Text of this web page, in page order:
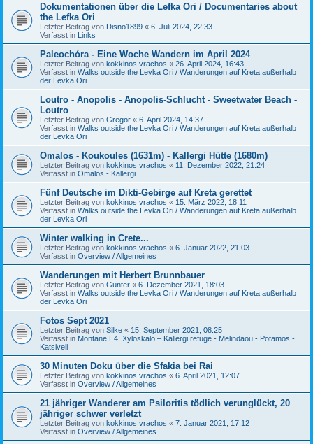
Dokumentationen über die Lefka Ori / Documentaries about
the Lefka Ori
Letzter Beitrag von Disno1899 « 6. Juli 2024, 22:33
Verfasst in Links
Paleochóra - Eine Woche Wandern im April 2024
Letzter Beitrag von kokkinos vrachos « 26. April 2024, 16:43
Verfasst in Walks outside the Levka Ori / Wanderungen auf Kreta außerhalb
der Levka Ori
Loutro - Anopolis - Anopolis-Schlucht - Sweetwater Beach -
Loutro
Letzter Beitrag von Gregor « 6. April 2024, 14:37
Verfasst in Walks outside the Levka Ori / Wanderungen auf Kreta außerhalb
der Levka Ori
Omalos - Koukoules (1631m) - Kallergi Hütte (1680m)
Letzter Beitrag von kokkinos vrachos « 11. Dezember 2022, 21:24
Verfasst in Omalos - Kallergi
Fünf Deutsche im Dikti-Gebirge auf Kreta gerettet
Letzter Beitrag von kokkinos vrachos « 15. März 2022, 18:11
Verfasst in Walks outside the Levka Ori / Wanderungen auf Kreta außerhalb
der Levka Ori
Winter walking in Crete...
Letzter Beitrag von kokkinos vrachos « 6. Januar 2022, 21:03
Verfasst in Overview / Allgemeines
Wanderungen mit Herbert Brunnbauer
Letzter Beitrag von Günter « 6. Dezember 2021, 18:03
Verfasst in Walks outside the Levka Ori / Wanderungen auf Kreta außerhalb
der Levka Ori
Fotos Sept 2021
Letzter Beitrag von Silke « 15. September 2021, 08:25
Verfasst in Montane E4: Xyloskalo – Kallergi refuge - Melindaou - Potamos -
Katsiveli
30 Minuten Doku über die Sfakia bei Rai
Letzter Beitrag von kokkinos vrachos « 6. April 2021, 12:07
Verfasst in Overview / Allgemeines
21 jähriger Wanderer am Psiloritis tödlich verunglückt, 20
jähriger schwer verletzt
Letzter Beitrag von kokkinos vrachos « 7. Januar 2021, 17:12
Verfasst in Overview / Allgemeines